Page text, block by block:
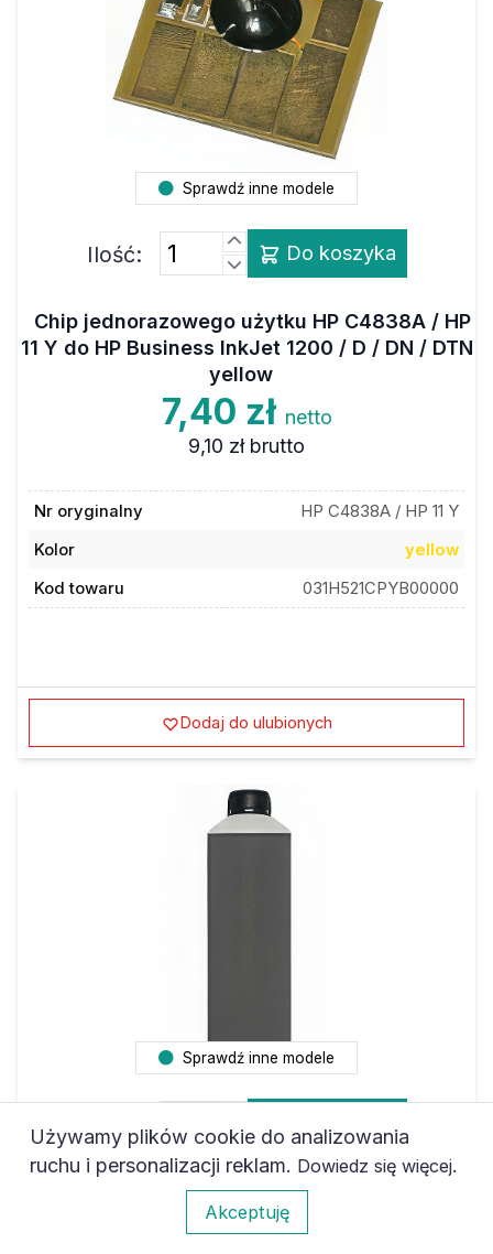
Sprawdź inne modele
Ilość: Do koszyka
Chip jednorazowego użytku HP C4838A / HP
11 Y do HP Business InkJet 1200 / D / DN / DTN
yellow
7,40 zł netto
9,10 zł brutto
Nr oryginalny
HP C4838A / HP 11 Y
Kolor
yellow
Kod towaru
031H521CPYB00000
Dodaj do ulubionych
Sprawdź inne modele
Ilość:
Atrament HP Business InkJet 1200 / D / DN /
DTN black 1 kg pigment
Używamy plików cookie do analizowania
ruchu i personalizacji reklam. Dowiedz się więcej.
Akceptuję